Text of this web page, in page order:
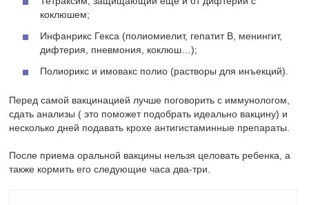
коклюшем;
Инфанрикс Гекса (полиомиелит, гепатит В, менингит,
дифтерия, пневмония, коклюш…);
Полиорикс и имовакс полио (растворы для инъекций).
Перед самой вакцинацией лучше поговорить с иммунологом,
сдать анализы ( это поможет подобрать идеально вакцину) и
несколько дней подавать крохе антигистаминные препараты.
После приема оральной вакцины нельзя целовать ребенка, а
также кормить его следующие часа два-три.